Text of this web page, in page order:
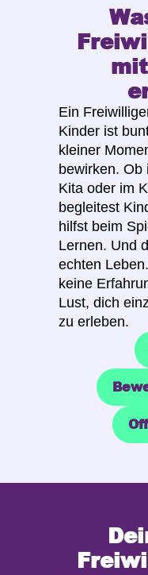
Ein
Kinder ist
kleiner
bewirken. Ob
Kita oder im
begleitest
hilfst beim
Lernen. Und
echten
keine
Lust, dich
zu erleben.